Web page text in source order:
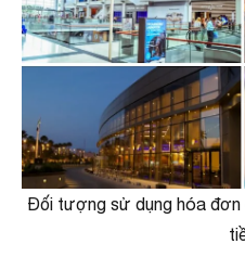
Đối tượng sử dụng hóa